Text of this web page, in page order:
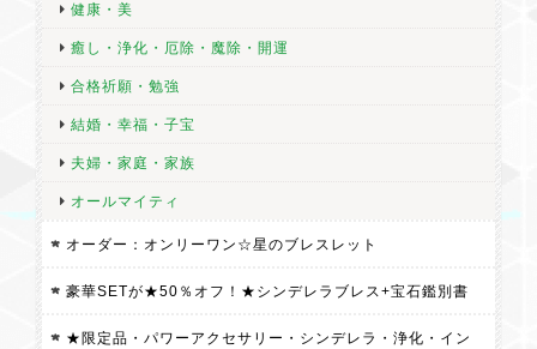
健康・美
癒し・浄化・厄除・魔除・開運
合格祈願・勉強
結婚・幸福・子宝
夫婦・家庭・家族
オールマイティ
オーダー：オンリーワン☆星のブレスレット
豪華SETが★50％オフ！★シンデレラブレス+宝石鑑別書
★限定品・パワーアクセサリー・シンデレラ・浄化・イン